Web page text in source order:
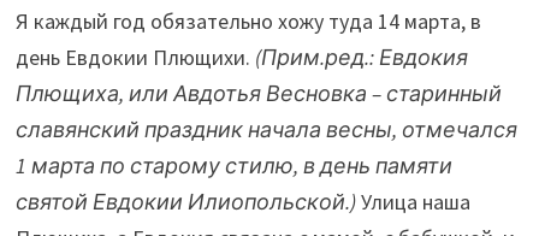
Я каждый год обязательно хожу туда 14 марта, в
день Евдокии Плющихи. (Прим.ред.: Евдокия
Плющиха, или Авдотья Весновка – старинный
славянский праздник начала весны, отмечался
1 марта по старому стилю, в день памяти
святой Евдокии Илиопольской.)Улица наша